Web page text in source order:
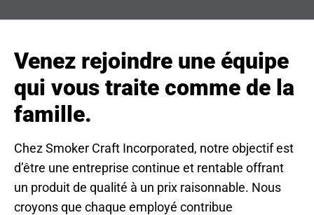
Venez rejoindre une équipe
qui vous traite comme de la
famille.
Chez Smoker Craft Incorporated, notre objectif est
d’être une entreprise continue et rentable offrant
un produit de qualité à un prix raisonnable. Nous
croyons que chaque employé contribue